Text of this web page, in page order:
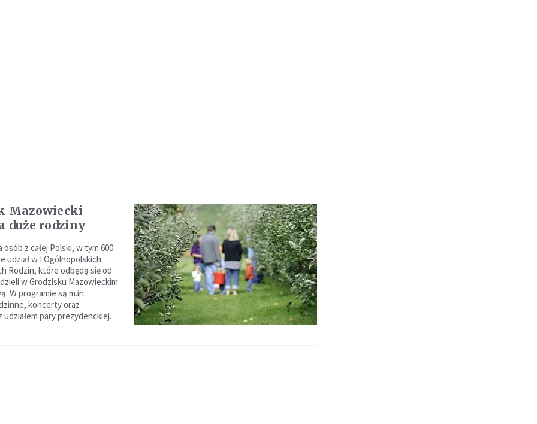
Mazowiecki
duże rodziny
osób z całej Polski, w tym 600
udział w I Ogólnopolskich
Rodzin, które odbędą się od
w Grodzisku Mazowieckim
W programie są m.in.
koncerty oraz
pary prezydenckiej.